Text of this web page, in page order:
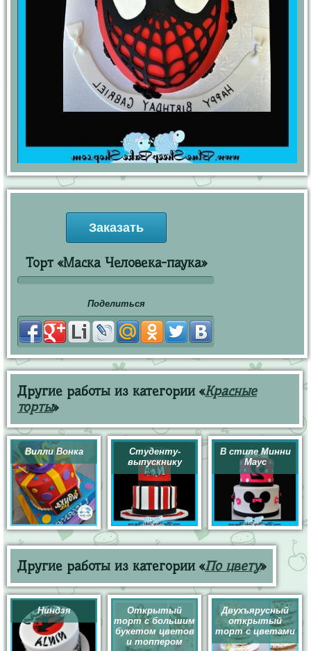
Заказать
Торт «Маска Человека-паука»
Поделиться
Другие работы из категории «Красные
торты»
Вилли Вонка
Студенту-
выпускнику
В стиле Минни
Маус
Другие работы из категории «По цвету»
Ниндзя
Открытый
торт с большим
букетом цветов
и топпером
Двухъярусный
открытый
торт с цветами